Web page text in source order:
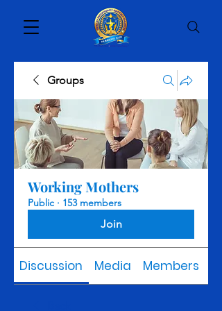
Groups
Working Mothers
Public · 153 members
Join
Discussion Media Members